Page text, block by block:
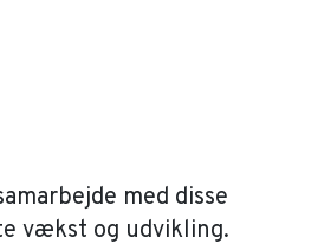
med disse
vækst og udvikling.